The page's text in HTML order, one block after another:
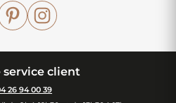
Pinterest
service client
26 94 00 39